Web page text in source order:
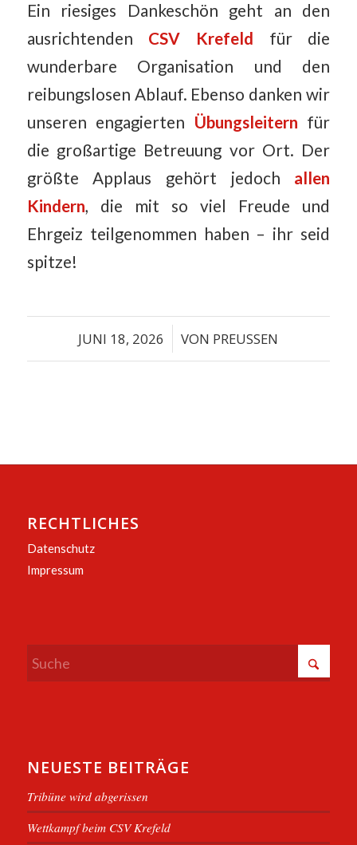
Ein riesiges Dankeschön geht an den
ausrichtenden CSV Krefeld für die
wunderbare Organisation und den
reibungslosen Ablauf. Ebenso danken wir
unseren engagierten Übungsleitern für
die großartige Betreuung vor Ort. Der
größte Applaus gehört jedoch allen
Kindern, die mit so viel Freude und
Ehrgeiz teilgenommen haben – ihr seid
spitze!
JUNI 18, 2026
/ VON PREUSSEN
RECHTLICHES
Datenschutz
Impressum
NEUESTE BEITRÄGE
Tribüne wird abgerissen
Wettkampf beim CSV Krefeld